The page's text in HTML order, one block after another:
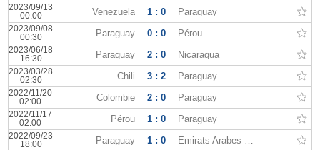
2023/09/13
00:00
Venezuela 1 : 0 Paraguay
2023/09/08
00:30
Paraguay 0 : 0 Pérou
2023/06/18
16:30
Paraguay 2 : 0 Nicaragua
2023/03/28
02:30
Chili 3 : 2 Paraguay
2022/11/20
02:00
Colombie 2 : 0 Paraguay
2022/11/17
02:00
Pérou 1 : 0 Paraguay
2022/09/23
18:00
Paraguay 1 : 0 Émirats Arabes Unis